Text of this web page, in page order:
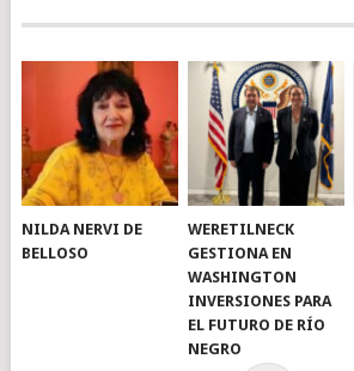
NILDA NERVI DE
BELLOSO
WERETILNECK
GESTIONA EN
WASHINGTON
INVERSIONES PARA
EL FUTURO DE RÍO
NEGRO